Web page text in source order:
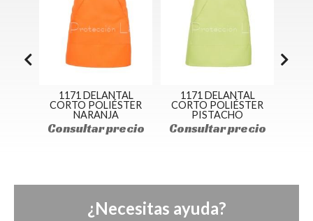
1171 DELANTAL
CORTO POLIÉSTER
NARANJA
Consultar precio
1171 DELANTAL
CORTO POLIÉSTER
PISTACHO
Consultar precio
¿Necesitas ayuda?